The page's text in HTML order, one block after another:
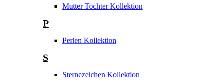
Mutter Tochter Kollektion
P
Perlen Kollektion
S
Sternezeichen Kollektion